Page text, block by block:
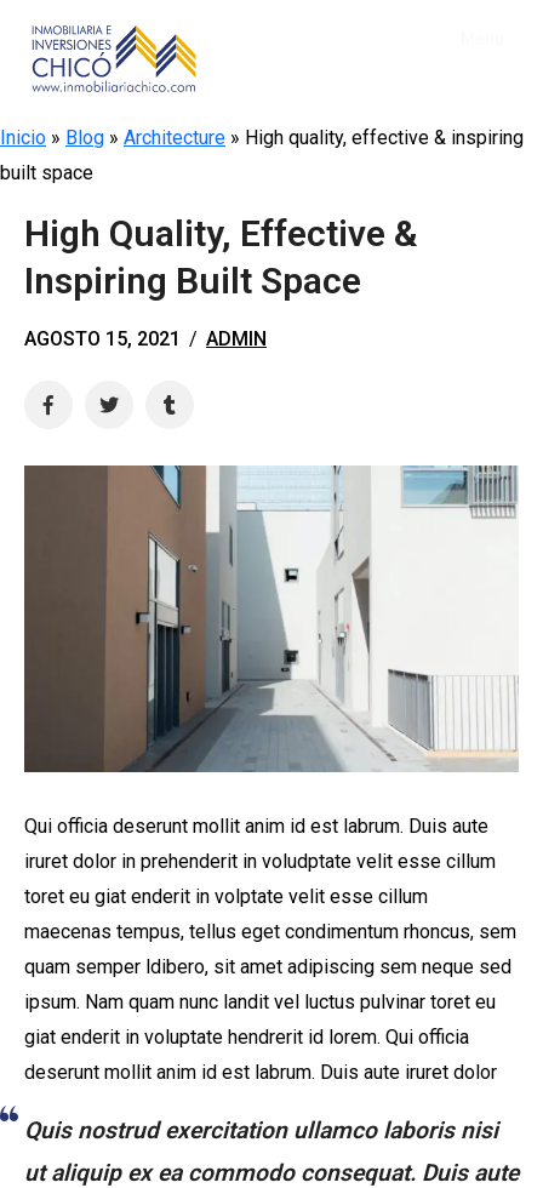
Empresa
Busque su inmueble
Clientes
Propietarios
Arrendatarios
Inversionistas
Reparaciones Locativas
Simulador Venta
Ventas
Arriendos
Compras
Inicio » Blog » Architecture » High quality, effective & inspiring
built space
High Quality, Effective &
Inspiring Built Space
AGOSTO 15, 2021 / ADMIN
Qui officia deserunt mollit anim id est labrum. Duis aute
iruret dolor in prehenderit in voludptate velit esse cillum
toret eu giat enderit in volptate velit esse cillum
maecenas tempus, tellus eget condimentum rhoncus, sem
quam semper ldibero, sit amet adipiscing sem neque sed
ipsum. Nam quam nunc landit vel luctus pulvinar toret eu
giat enderit in voluptate hendrerit id lorem. Qui officia
deserunt mollit anim id est labrum. Duis aute iruret dolor
Quis nostrud exercitation ullamco laboris nisi
ut aliquip ex ea commodo consequat. Duis aute